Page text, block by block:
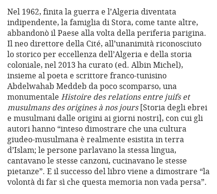
Nel 1962, finita la guerra e l’Algeria diventata
indipendente, la famiglia di Stora, come tante altre,
abbandonò il Paese alla volta della periferia parigina.
Il neo direttore della Cité, all’unanimità riconosciuto
lo storico per eccellenza dell’Algeria e della storia
coloniale, nel 2013 ha curato (ed. Albin Michel),
insieme al poeta e scrittore franco-tunisino
Abdelwahab Meddeb da poco scomparso, una
monumentale Histoire des relations entre juifs et
musulmans des origines à nos jours[Storia degli ebrei
e musulmani dalle origini ai giorni nostri], con cui gli
autori hanno “inteso dimostrare che una cultura
giudeo-musulmana è realmente esistita in terra
d’Islam; le persone parlavano la stessa lingua,
cantavano le stesse canzoni, cucinavano le stesse
pietanze”. E il successo del libro viene a dimostrare “la
volontà di far sì che questa memoria non vada persa”.